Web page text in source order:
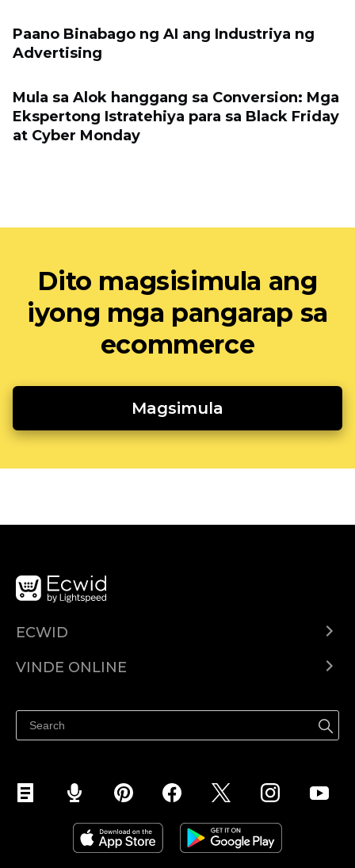
Paano Binabago ng AI ang Industriya ng
Advertising
Mula sa Alok hanggang sa Conversion: Mga
Ekspertong Istratehiya para sa Black Friday
at Cyber ​​Monday
Dito magsisimula ang
iyong mga pangarap sa
ecommerce
Magsimula
ECWID
Prețuri
VINDE ONLINE
Vinde pe Facebook
Vinde pe Instagram